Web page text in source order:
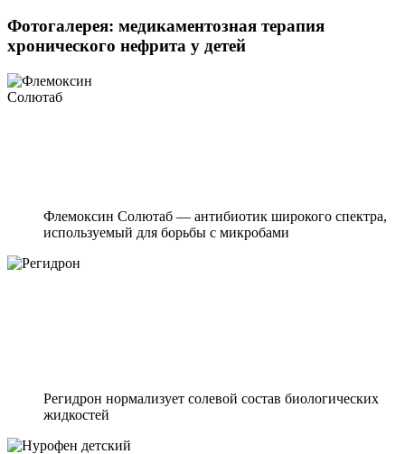
Фотогалерея: медикаментозная терапия
хронического нефрита у детей
Флемоксин Солютаб — антибиотик широкого спектра,
используемый для борьбы с микробами
Регидрон нормализует солевой состав биологических
жидкостей